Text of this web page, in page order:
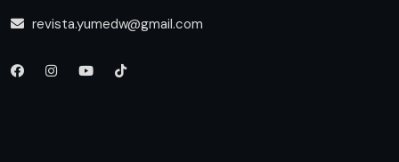
revista.yumedw@gmail.com